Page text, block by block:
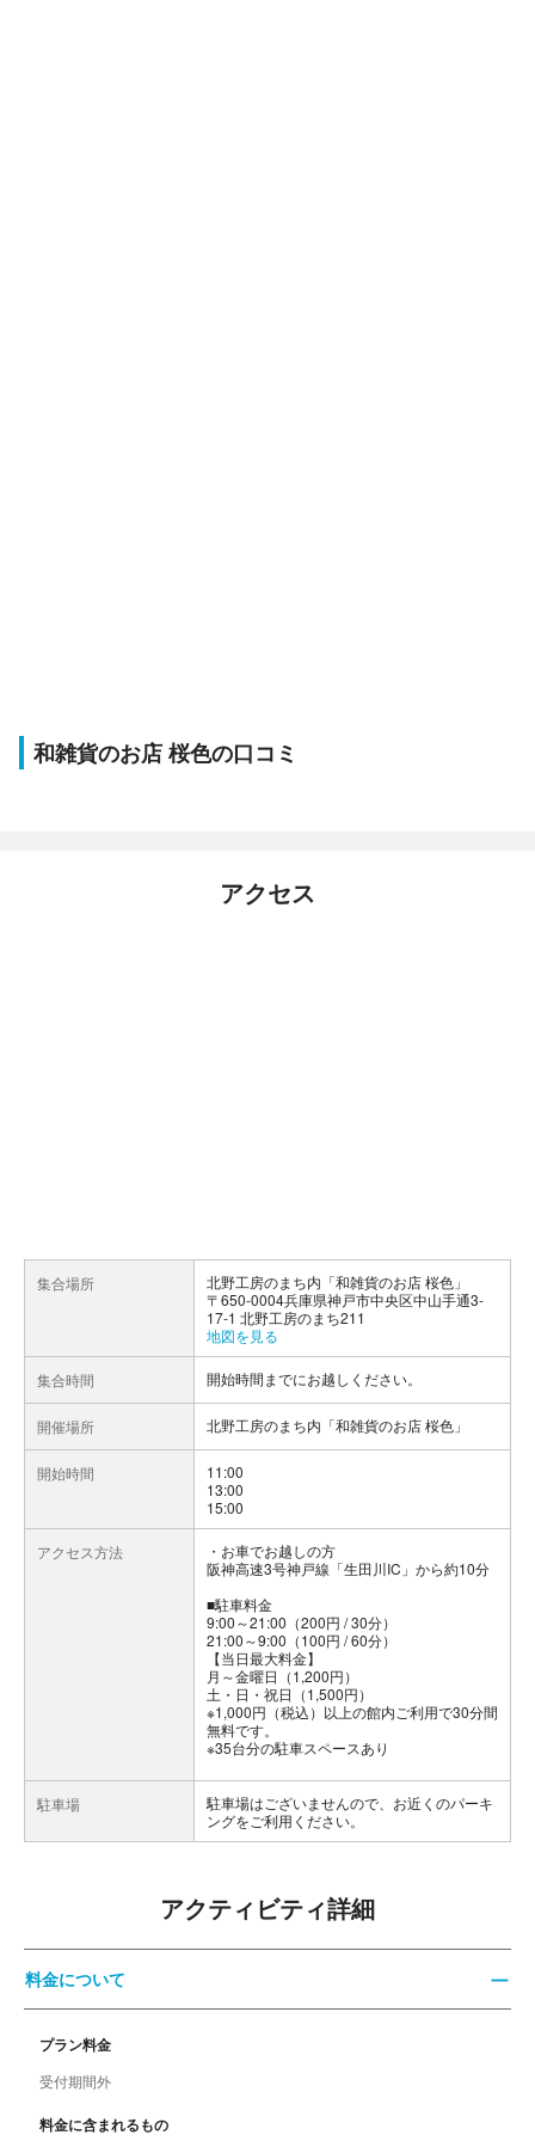
和雑貨のお店 桜色の口コミ
アクセス
集合場所
北野工房のまち内「和雑貨のお店 桜色」
〒650-0004兵庫県神戸市中央区中山手通3-
17-1 北野工房のまち211
地図を見る
集合時間 開始時間までにお越しください。
開催場所 北野工房のまち内「和雑貨のお店 桜色」
開始時間
11:00
13:00
15:00
アクセス方法
お車でお越しの方
阪神高速3号神戸線「生田川IC」から約10分
■駐車料金
9:00～21:00（200円 / 30分）
21:00～9:00（100円 / 60分）
【当日最大料金】
月～金曜日（1,200円）
土・日・祝日（1,500円）
※1,000円（税込）以上の館内ご利用で30分間
無料です。
※35台分の駐車スペースあり
駐車場
駐車場はございませんので、お近くのパーキ
ングをご利用ください。
アクティビティ詳細
料金について
プラン料金
受付期間外
料金に含まれるもの